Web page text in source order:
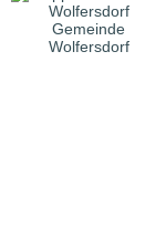
Gemeinde
Wolfersdorf